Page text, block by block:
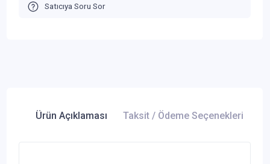
Satıcıya Soru Sor
Ürün Açıklaması Taksit / Ödeme Seçenekleri